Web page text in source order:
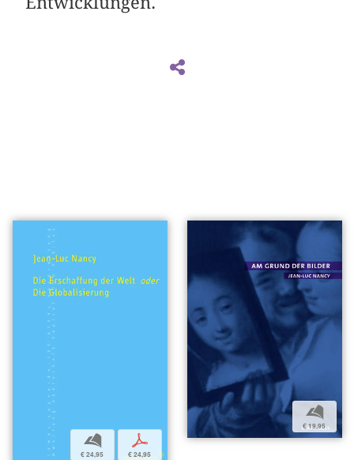
b
€ 24,95
p
€ 24,95
b
€ 19,95